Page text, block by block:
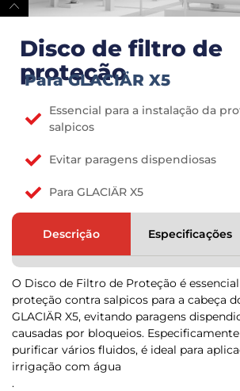
Disco de filtro de
proteção
Para GLACIÄR X5
Essencial para a instalação da
salpicos
Evitar paragens dispendiosas
Para GLACIÄR X5
Descrição Especificações
O Disco de Filtro de Proteção é
proteção contra salpicos para a cabeça
GLACIÄR X5, evitando paragens
causadas por bloqueios.
purificar vários fluidos, é ideal para
irrigação com água
.